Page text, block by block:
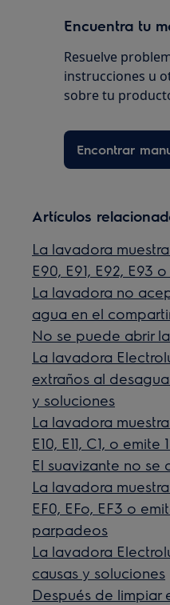
Encuentra tu
Resuelve
instrucciones u
sobre tu
Encontrar
Artículos
La lavadora
E90, E91, E92, E93
La lavadora no
agua en el
No se puede abrir
La lavadora
extraños al
y soluciones
La lavadora
E10, E11, C1, o
El suavizante no se
La lavadora
EF0, EFo, EF3 o
parpadeos
La lavadora
causas y soluciones
Después de limpiar